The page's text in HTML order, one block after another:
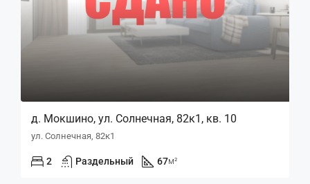
д. Мокшино, ул. Солнечная, 82к1, кв. 10
ул. Солнечная, 82к1
2 Раздельный 67м²